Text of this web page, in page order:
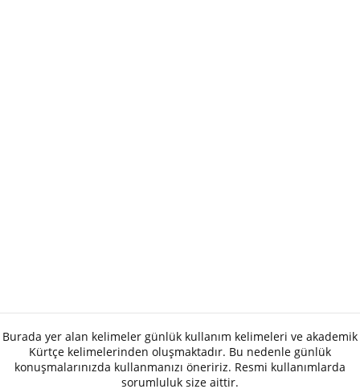
Burada yer alan kelimeler günlük kullanım kelimeleri ve akademik
Kürtçe kelimelerinden oluşmaktadır. Bu nedenle günlük
konuşmalarınızda kullanmanızı öneririz. Resmi kullanımlarda
sorumluluk size aittir.